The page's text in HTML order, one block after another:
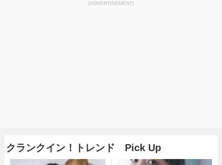
[ADVERTISEMENT]
クランクイン！トレンド Pick Up